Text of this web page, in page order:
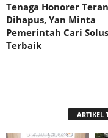
Tenaga Honorer
Dihapus, Yan Minta
Pemerintah Cari
Terbaik
ARTIKEL